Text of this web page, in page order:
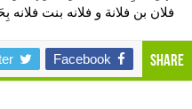
فلان بن فلانة و فلانه بنت
Share
Facebook